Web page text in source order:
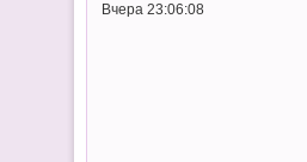
Вчера 23:06:08